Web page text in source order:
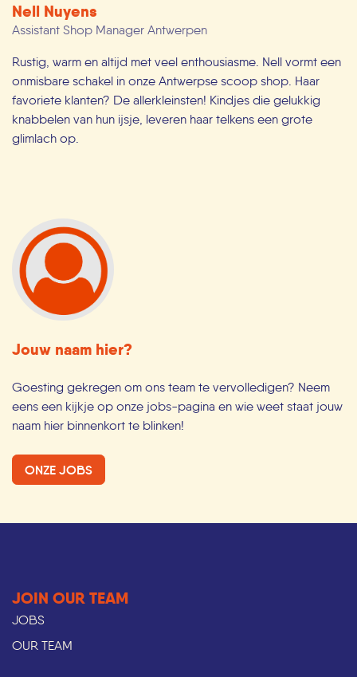
Nell Nuyens
Assistant Shop Manager Antwerpen
Rustig, warm en altijd met veel enthousiasme. Nell vormt een
onmisbare schakel in onze Antwerpse scoop shop. Haar
favoriete klanten? De allerkleinsten! Kindjes die gelukkig
knabbelen van hun ijsje, leveren haar telkens een grote
glimlach op.
Jouw naam hier?
Goesting gekregen om ons team te vervolledigen? Neem
eens een kijkje op onze jobs-pagina en wie weet staat jouw
naam hier binnenkort te blinken!
ONZE JOBS
JOIN OUR TEAM
JOBS
OUR TEAM